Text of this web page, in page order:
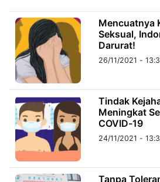
Mencuatnya
Seksual,
Darurat!
26/11/2021 -
Tindak
Meningkat
COVID-19
24/11/2021 -
Tanpa